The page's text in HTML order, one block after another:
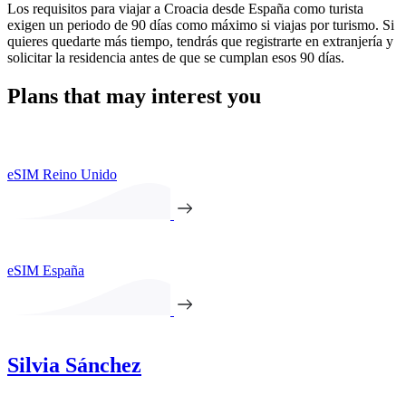
Los requisitos para viajar a Croacia desde España como turista
exigen un periodo de 90 días como máximo si viajas por turismo. Si
quieres quedarte más tiempo, tendrás que registrarte en extranjería y
solicitar la residencia antes de que se cumplan esos 90 días.
Plans that may interest you
eSIM Reino Unido
eSIM España
Silvia Sánchez